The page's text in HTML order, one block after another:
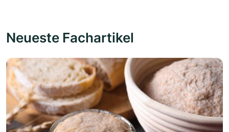
Neueste Fachartikel